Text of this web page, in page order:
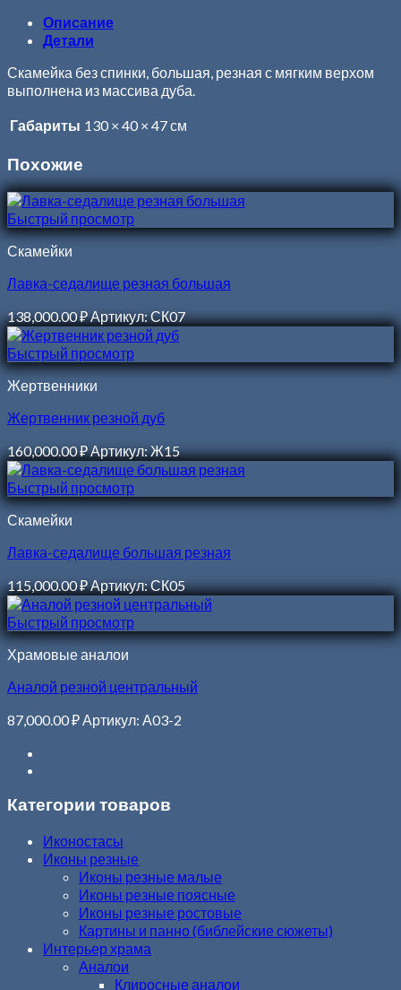
Описание
Детали
Скамейка без спинки, большая, резная с мягким верхом
выполнена из массива дуба.
Габариты 130 × 40 × 47 см
Похожие
Быстрый просмотр
Скамейки
Лавка-седалище резная большая
138,000.00₽Артикул: СК07
Быстрый просмотр
Жертвенники
Жертвенник резной дуб
160,000.00₽Артикул: Ж15
Быстрый просмотр
Скамейки
Лавка-седалище большая резная
115,000.00₽Артикул: СК05
Быстрый просмотр
Храмовые аналои
Аналой резной центральный
87,000.00₽ Артикул: А03-2
Категории товаров
Иконостасы
Иконы резные
Иконы резные малые
Иконы резные поясные
Иконы резные ростовые
Картины и панно (библейские сюжеты)
Интерьер храма
Аналои
Клиросные аналои